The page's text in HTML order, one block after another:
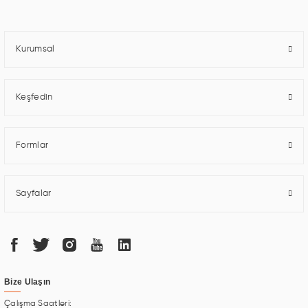
Kurumsal
Keşfedin
Formlar
Sayfalar
Bize Ulaşın
Çalışma Saatleri: